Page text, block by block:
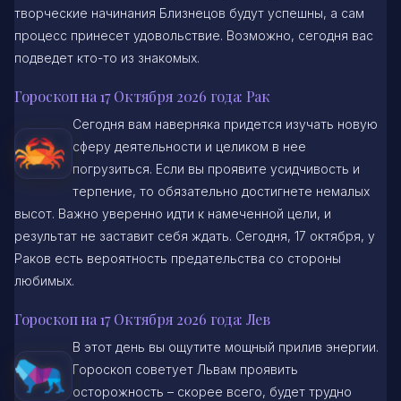
творческие начинания Близнецов будут успешны, а сам
процесс принесет удовольствие. Возможно, сегодня вас
подведет кто-то из знакомых.
Гороскоп на 17 Октября 2026 года: Рак
Сегодня вам наверняка придется изучать новую
сферу деятельности и целиком в нее
погрузиться. Если вы проявите усидчивость и
терпение, то обязательно достигнете немалых
высот. Важно уверенно идти к намеченной цели, и
результат не заставит себя ждать. Сегодня, 17 октября, у
Раков есть вероятность предательства со стороны
любимых.
Гороскоп на 17 Октября 2026 года: Лев
В этот день вы ощутите мощный прилив энергии.
Гороскоп советует Львам проявить
осторожность – скорее всего, будет трудно